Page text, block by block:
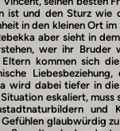
ist und den Sturz wie
in den kleinen Ort
aber sieht in
wer ihr
kommen sich
wird dabei tiefer in
eskaliert,
und
glaubwürdig